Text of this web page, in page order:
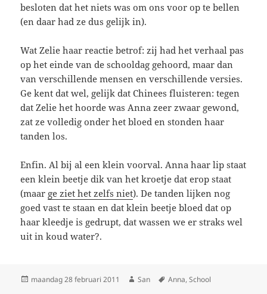
besloten dat het niets was om ons voor op te bellen
(en daar had ze dus gelijk in).
Wat Zelie haar reactie betrof: zij had het verhaal pas
op het einde van de schooldag gehoord, maar dan
van verschillende mensen en verschillende versies.
Ge kent dat wel, gelijk dat Chinees fluisteren: tegen
dat Zelie het hoorde was Anna zeer zwaar gewond,
zat ze volledig onder het bloed en stonden haar
tanden los.
Enfin. Al bij al een klein voorval. Anna haar lip staat
een klein beetje dik van het kroetje dat erop staat
(maar ge ziet het zelfs niet). De tanden lijken nog
goed vast te staan en dat klein beetje bloed dat op
haar kleedje is gedrupt, dat wassen we er straks wel
uit in koud water?.
Geplaatst
maandag 28 februari 2011 Auteur
San Tags
Anna,School